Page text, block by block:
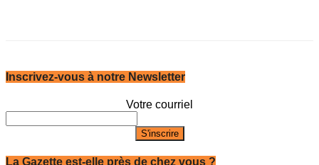
Inscrivez-vous à notre Newsletter
Votre courriel
La Gazette est-elle près de chez vous ?